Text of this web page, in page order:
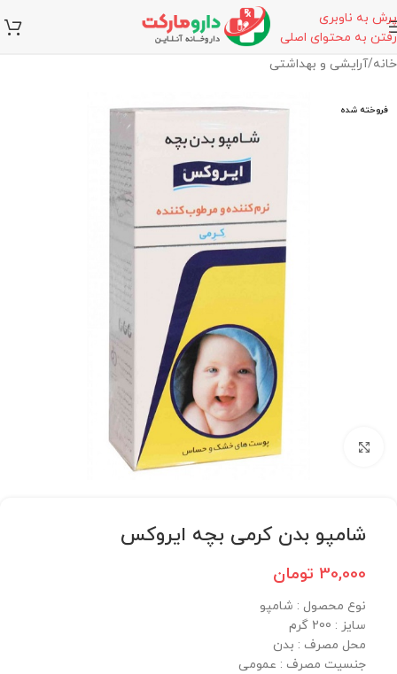
پرش به ناوبری
رفتن به محتوای اصلی
خانه/آرایشی و بهداشتی
فروخته شده
برای بزرگنمایی کلیک کنید
شامپو بدن کرمی بچه ایروکس
30,000 تومان
نوع محصول : شامپو
سایز : 200 گرم
محل مصرف : بدن
جنسیت مصرف : عمومی